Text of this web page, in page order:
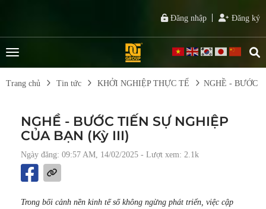
Đăng nhập Đăng ký
Trang chủ Tin tức KHỞI NGHIỆP THỰC TẾ NGHỀ - BƯỚC
NGHỀ - BƯỚC TIẾN SỰ NGHIỆP
CỦA BẠN (Kỳ III)
Ngày đăng: 09:57 AM, 14/02/2025 - Lượt xem: 2.1k
Trong bối cảnh nền kinh tế số không ngừng phát triển, việc cập